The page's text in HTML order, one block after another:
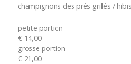
champignons des prés grillés /
petite portion
€ 14,00
grosse portion
€ 21,00